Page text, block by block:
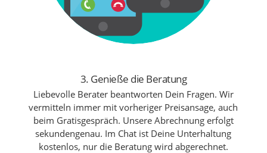
3. Genieße die Beratung
Liebevolle Berater beantworten Dein Fragen. Wir
vermitteln immer mit vorheriger Preisansage, auch
beim Gratisgespräch. Unsere Abrechnung erfolgt
sekundengenau. Im Chat ist Deine Unterhaltung
kostenlos, nur die Beratung wird abgerechnet.